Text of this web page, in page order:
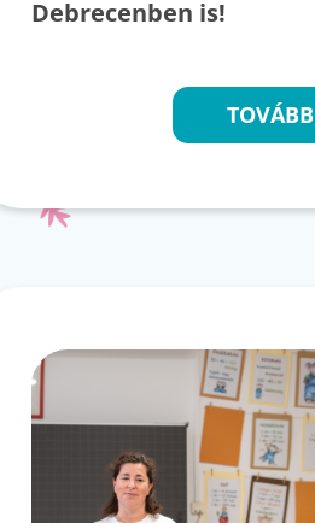
Debrecenben is!
TOVÁBB